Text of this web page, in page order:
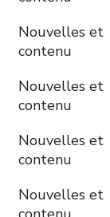
Nouvelles et
contenu
Nouvelles et
contenu
Nouvelles et
contenu
Nouvelles et